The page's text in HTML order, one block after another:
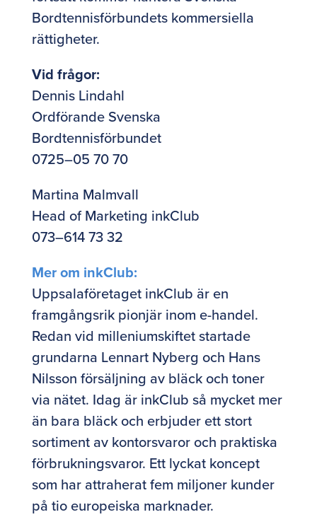
Bordtennisförbundets kommersiella
rättigheter.
Vid frågor:
Dennis Lindahl
Ordförande Svenska
Bordtennisförbundet
0725–05 70 70
Martina Malmvall
Head of Marketing inkClub
073–614 73 32
Mer om inkClub:
Uppsalaföretaget inkClub är en
framgångsrik pionjär inom e-handel.
Redan vid milleniumskiftet startade
grundarna Lennart Nyberg och Hans
Nilsson försäljning av bläck och toner
via nätet. Idag är inkClub så mycket mer
än bara bläck och erbjuder ett stort
sortiment av kontorsvaror och praktiska
förbrukningsvaror. Ett lyckat koncept
som har attraherat fem miljoner kunder
på tio europeiska marknader.